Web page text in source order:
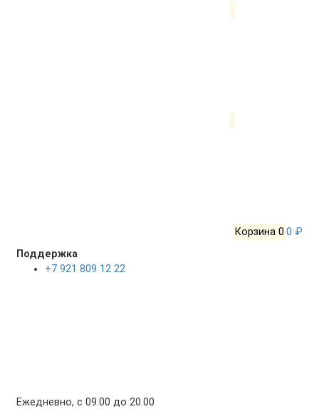
Корзина 0 0 ₽
Поддержка
+7 921 809 12 22
Ежедневно, с 09.00 до 20.00